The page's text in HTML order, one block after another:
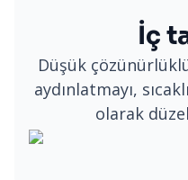
İç
Düşük
aydınlatmayı,
olarak